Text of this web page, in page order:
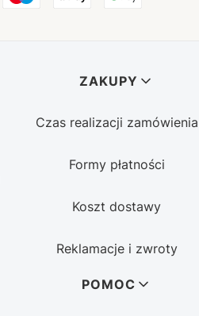
Linki w stopce
ZAKUPY
Czas realizacji zamówienia
Formy płatności
Koszt dostawy
Reklamacje i zwroty
POMOC